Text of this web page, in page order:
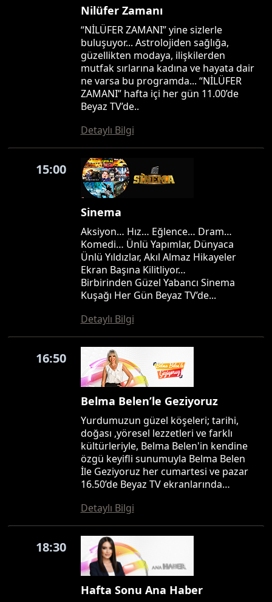
Nilüfer Zamanı
“NİLÜFER ZAMANI” yine sizlerle
buluşuyor... Astrolojiden sağlığa,
güzellikten modaya, ilişkilerden
mutfak sırlarına kadına ve hayata dair
ne varsa bu programda... “NİLÜFER
ZAMANI” hafta içi her gün 11.00’de
Beyaz TV’de..
Detaylı Bilgi
15:00
Sinema
Aksiyon… Hız… Eğlence… Dram…
Komedi… Ünlü Yapımlar, Dünyaca
Ünlü Yıldızlar, Akıl Almaz Hikayeler
Ekran Başına Kilitliyor…
Birbirinden Güzel Yabancı Sinema
Kuşağı Her Gün Beyaz TV’de...
Detaylı Bilgi
16:50
Belma Belen’le Geziyoruz
Yurdumuzun güzel köşeleri; tarihi,
doğası ,yöresel lezzetleri ve farklı
kültürleriyle, Belma Belen'in kendine
özgü keyifli sunumuyla Belma Belen
İle Geziyoruz her cumartesi ve pazar
16.50’de Beyaz TV ekranlarında…
Detaylı Bilgi
18:30
Hafta Sonu Ana Haber